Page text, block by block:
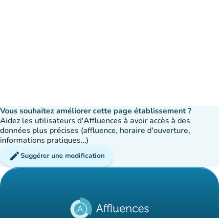
Vous souhaitez améliorer cette page établissement ?
Aidez les utilisateurs d'Affluences à avoir accès à des
données plus précises (affluence, horaire d'ouverture,
informations pratiques…)
editSuggérer une modification